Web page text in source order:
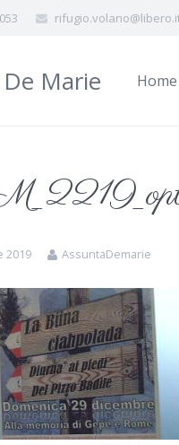
Marie Home
2019 AssuntaDemarie